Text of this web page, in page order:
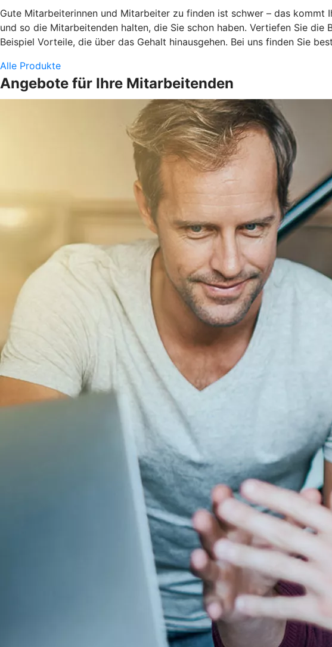
Gute Mitarbeiterinnen und Mitarbeiter zu finden ist schwer – das
und so die Mitarbeitenden halten, die Sie schon haben. Vertiefen Sie
Beispiel Vorteile, die über das Gehalt hinausgehen. Bei uns finden Sie
Alle Produkte
Angebote für Ihre Mitarbeitenden